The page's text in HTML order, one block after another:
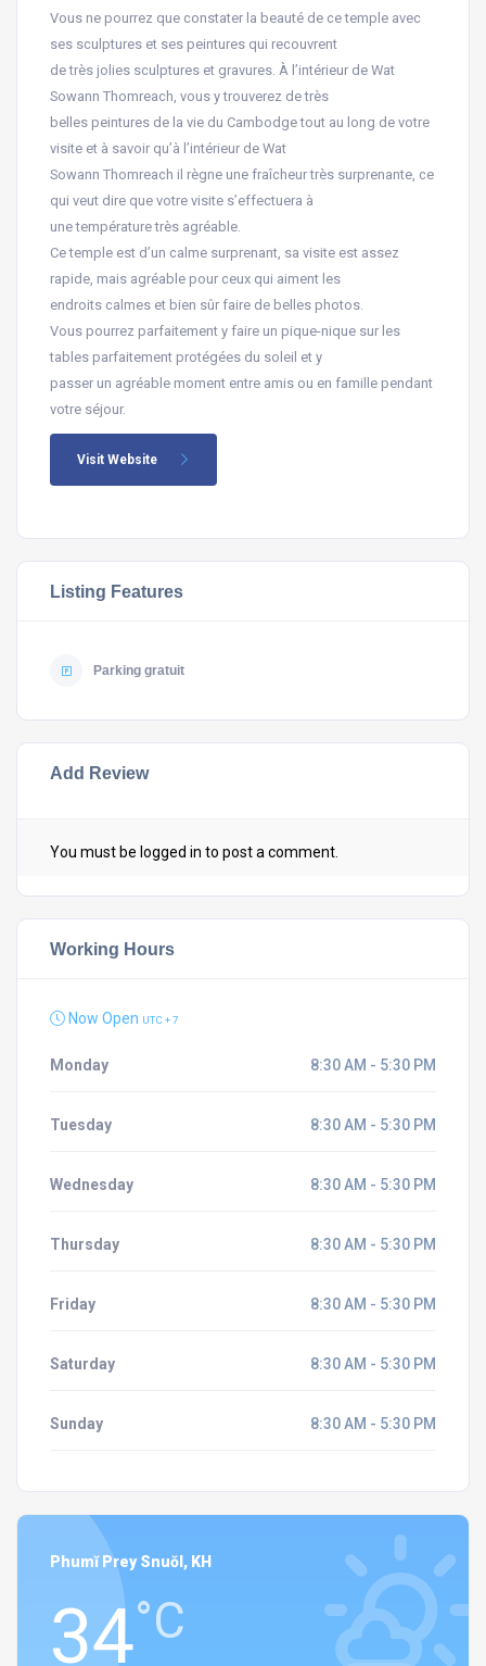
Vous ne pourrez que constater la beauté de ce temple avec
ses sculptures et ses peintures qui recouvrent
de très jolies sculptures et gravures. À l’intérieur de Wat
Sowann Thomreach, vous y trouverez de très
belles peintures de la vie du Cambodge tout au long de votre
visite et à savoir qu’à l’intérieur de Wat
Sowann Thomreach il règne une fraîcheur très surprenante, ce
qui veut dire que votre visite s’effectuera à
une température très agréable.
Ce temple est d’un calme surprenant, sa visite est assez
rapide, mais agréable pour ceux qui aiment les
endroits calmes et bien sûr faire de belles photos.
Vous pourrez parfaitement y faire un pique-nique sur les
tables parfaitement protégées du soleil et y
passer un agréable moment entre amis ou en famille pendant
votre séjour.
Visit Website
Listing Features
Parking gratuit
Add Review
You must be logged in to post a comment.
Working Hours
Now Open UTC + 7
Monday 8:30 AM - 5:30 PM
Tuesday 8:30 AM - 5:30 PM
Wednesday 8:30 AM - 5:30 PM
Thursday 8:30 AM - 5:30 PM
Friday 8:30 AM - 5:30 PM
Saturday 8:30 AM - 5:30 PM
Sunday 8:30 AM - 5:30 PM
Phumĭ Prey Snuŏl, KH
34°C